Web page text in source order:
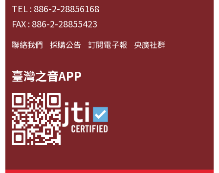
TEL : 886-2-28856168
FAX : 886-2-28855423
聯絡我們 採購公告 訂閱電子報 央廣社群
臺灣之音APP